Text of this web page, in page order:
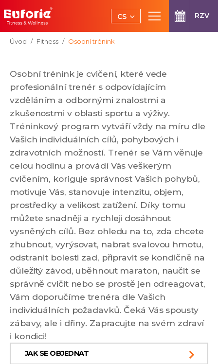
Přeskočit na hlavní obsah
CS
EN
RZV
Jsi tady:
Úvod Fitness Osobní trénink
Osobní trénink je cvičení, které vede
profesionální trenér s odpovídajícím
vzděláním a odbornými znalostmi a
zkušenostmi v oblasti sportu a výživy.
Tréninkový program vytváří vždy na míru dle
Vašich individuálních cílů, pohybových i
zdravotních možností. Trenér se Vám věnuje
celou hodinu a provádí Vás veškerým
cvičením, koriguje správnost Vašich pohybů,
motivuje Vás, stanovuje intenzitu, objem,
prostředky a velikost zatížení. Díky tomu
můžete snadněji a rychleji dosáhnout
vysněných cílů. Bez ohledu na to, zda chcete
zhubnout, vyrýsovat, nabrat svalovou hmotu,
odstranit bolesti zad, připravit se kondičně na
důležitý závod, uběhnout maraton, naučit se
správně cvičit nebo se prostě jen odreagovat,
Vám doporučíme trenéra dle Vašich
individuálních požadavků. Čeká Vás spousty
zábavy, ale i dřiny. Zapracujte na svém zdraví
i kondici!
JAK SE OBJEDNAT